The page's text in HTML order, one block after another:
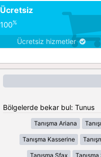
Ücretsiz
100%
Ücretsiz hizmetler
Bölgelerde bekar bul: Tunus
Tanışma Ariana
Tanışma Kasserine
Tanışma Sfax